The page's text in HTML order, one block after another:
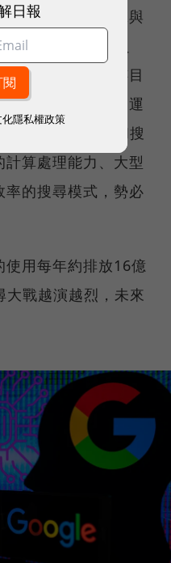
若結合搜尋引擎與
和電力成本的負
會帶給有碳足跡目
單個人工智慧的運
放量。若將AI和搜
算處理能力、大型
的搜尋模式，勢必
用每年約排放16億
戰越演越烈，未來
日報
隱私權政策